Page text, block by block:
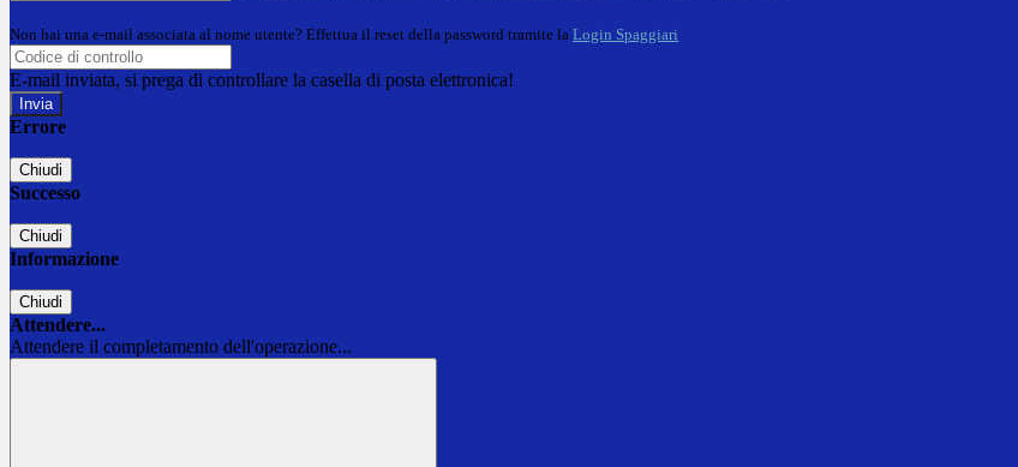
Non hai una e-mail associata al nome utente? Effettua il reset della password tramite la Login Spaggiari
E-mail inviata, si prega di controllare la casella di posta elettronica!
Errore
Chiudi
Successo
Chiudi
Informazione
Chiudi
Attendere...
Attendere il completamento dell'operazione...